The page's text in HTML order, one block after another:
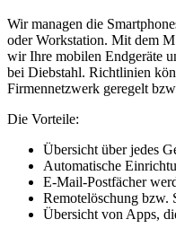
Wir managen die
oder Workstation. Mit dem
wir Ihre mobilen Endgeräte
bei Diebstahl. Richtlinien
Firmennetzwerk geregelt
Die Vorteile:
Übersicht über jedes
Automatische
E-Mail-Postfächer
Remotelöschung bzw.
Übersicht von Apps,